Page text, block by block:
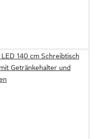
140 cm Schreibtisch
Getränkehalter und